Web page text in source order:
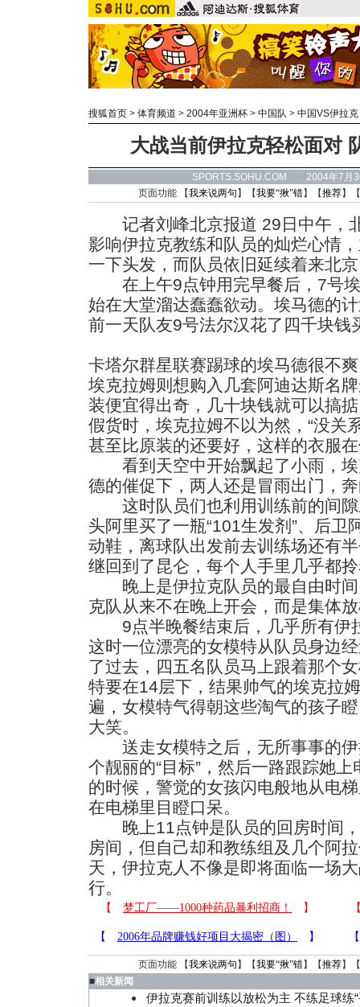
搜狐首页 > 体育频道 > 2004年亚洲杯 > 中国队 > 中国VS伊拉克
大战当前伊拉克轻松面对
SPORTS.SOHU.COM 2004年7月
页面功能 【我来说两句 】【我要“揪”错】【推荐】
记者刘峰北京报道 29日中午，
影响伊拉克教练和队员的灿烂心情
一下头发，而队员依旧延续着来北
在上午9点钟用完早餐后，7号埃
始在大堂溜达蠢蠢欲动。埃马德的
前一天队友9号法尔汉花了四千块钱
卡塔尔群星联赛踢球的埃马德很不
埃克拉姆则想购入几套阿迪达斯名
装便宜得出奇，几十块钱就可以搞
假货时，埃克拉姆不以为然，“没关
甚至比原装的还要好，这样的衣服
看到天空中开始飘起了小雨，埃
德的催促下，两人还是冒雨出门，
这时队员们也利用训练前的间隙
头阿里买了一瓶“101生发剂”、后卫
动鞋，离球队出发前去训练场还有
继回到了昆仑，每个人手里几乎都
晚上是伊拉克队员的最自由时间
克队从来不在晚上开会，而是集体
9点半晚餐结束后，几乎所有伊
这时一位漂亮的女模特从队员身边
了过去，四五名队员马上跟着那个
特要在14层下，结果帅气的埃克拉
遍，女模特气得朝这些淘气的孩子
大笑。
送走女模特之后，无所事事的伊
个靓丽的“目标”，然后一路跟踪她
的时候，警觉的女孩闪电般地从电
在电梯里目瞪口呆。
晚上11点钟是队员的回房时间，
房间，但自己却和教练组及几个阿
天，伊拉克人不像是即将面临一场
行。
页面功能 【我来说两句 】【我要“揪”错】【推荐】
■相关新闻
伊拉克赛前训练以放松为主 不练足球练“